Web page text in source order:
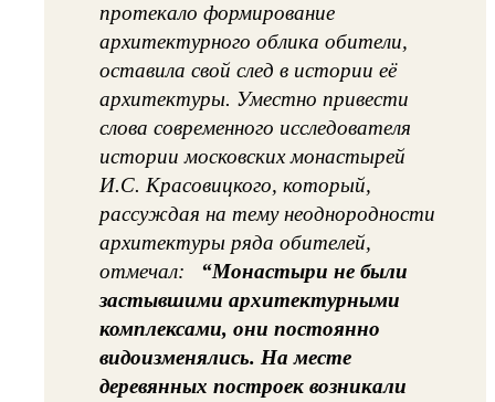
протекало формирование
архитектурного облика обители,
оставила свой след в истории её
архитектуры. Уместно привести
слова современного исследователя
истории московских монастырей
И.С. Красовицкого, который,
рассуждая на тему неоднородности
архитектуры ряда обителей,
отмечал:
“Монастыри не были
застывшими архитектурными
комплексами, они постоянно
видоизменялись. На месте
деревянных построек возникали